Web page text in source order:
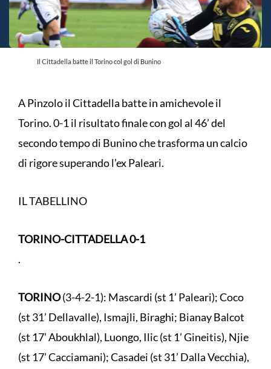
Il Cittadella batte il Torino col gol di Bunino
A Pinzolo il Cittadella batte in amichevole il
Torino. 0-1 il risultato finale con gol al 46’ del
secondo tempo di Bunino che trasforma un calcio
di rigore superando l’ex Paleari.
IL TABELLINO
TORINO-CITTADELLA 0-1
.
TORINO(3-4-2-1): Mascardi (st 1’ Paleari); Coco
(st 31’ Dellavalle), Ismajli, Biraghi; Bianay Balcot
(st 17’ Aboukhlal), Luongo, Ilic (st 1’ Gineitis), Njie
(st 17’ Cacciamani); Casadei (st 31’ Dalla Vecchia),